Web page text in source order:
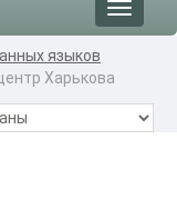
Toggle
языков
Харькова